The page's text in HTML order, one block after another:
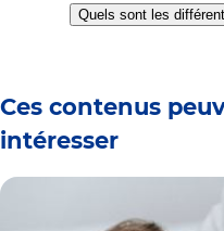
to
slide
toto
Quels sont les
Ces contenus
intéresser